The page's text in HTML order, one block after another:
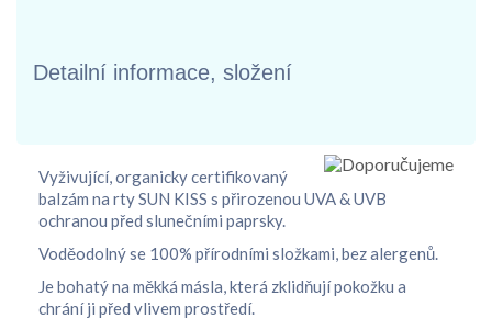
Detailní informace, složení
Vyživující, organicky certifikovaný
balzám na rty SUN KISS s přirozenou UVA & UVB
ochranou před slunečními paprsky.
Voděodolný se 100% přírodními složkami, bez alergenů.
Je bohatý na měkká másla, která zklidňují pokožku a
chrání ji před vlivem prostředí.